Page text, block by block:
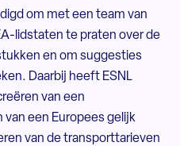
om met een team van
lidstaten te praten over de
en om suggesties
Daarbij heeft ESNL
van een
een Europees gelijk
van de transporttarieven